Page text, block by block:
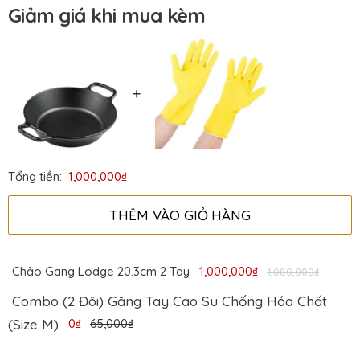
Nơi nhập khẩu
Giảm giá khi mua kèm
＋
Tổng tiền: 1,000,000₫
THÊM VÀO GIỎ HÀNG
Chảo Gang Lodge 20.3cm 2 Tay 1,000,000₫ 1,080,000₫
Combo (2 Đôi) Găng Tay Cao Su Chống Hóa Chất
(Size M) 0₫ 65,000₫